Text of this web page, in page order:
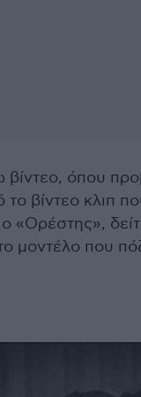
όπου
βίντεο κλιπ
«Ορέστης»,
μοντέλο που